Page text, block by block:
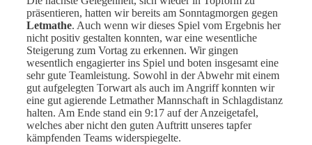
präsentieren, hatten wir bereits am Sonntagmorgen gegen
Letmathe. Auch wenn wir dieses Spiel vom Ergebnis her
nicht positiv gestalten konnten, war eine wesentliche
Steigerung zum Vortag zu erkennen. Wir gingen
wesentlich engagierter ins Spiel und boten insgesamt eine
sehr gute Teamleistung. Sowohl in der Abwehr mit einem
gut aufgelegten Torwart als auch im Angriff konnten wir
eine gut agierende Letmather Mannschaft in Schlagdistanz
halten. Am Ende stand ein 9:17 auf der Anzeigetafel,
welches aber nicht den guten Auftritt unseres tapfer
kämpfenden Teams widerspiegelte.